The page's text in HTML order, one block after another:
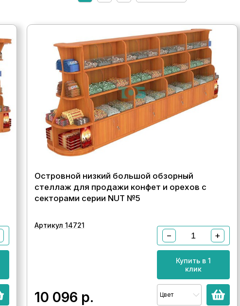
Островной низкий большой обзорный
стеллаж для продажи конфет и орехов с
секторами серии NUT №5
Артикул 14721
10 096 р.
− +
Купить в 1
клик
Цвет